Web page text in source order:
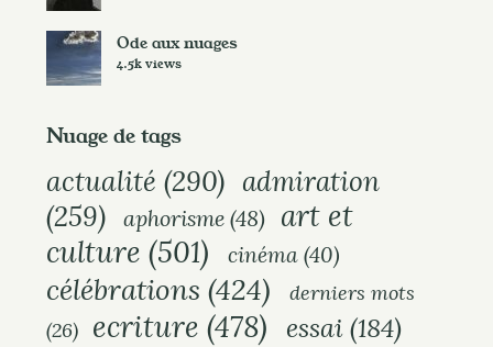
Ode aux nuages
4.5k views
Nuage de tags
actualité (290) admiration
(259)
aphorisme (48) art et
culture (501) cinéma (40)
célébrations (424)
derniers mots
(26)
ecriture (478) essai (184)